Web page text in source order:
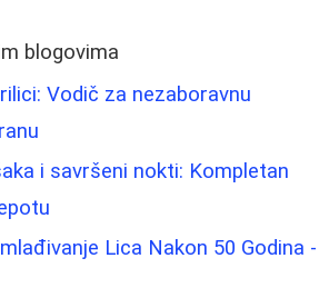
blogovima
Vodič za nezaboravnu
i savršeni nokti: Kompletan
Lica Nakon 50 Godina -